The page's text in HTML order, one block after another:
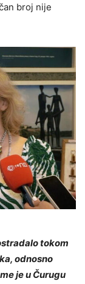
broj nije
tokom
odnosno
je u Čurugu